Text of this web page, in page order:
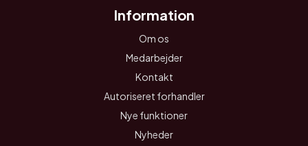
Information
Om os
Medarbejder
Kontakt
Autoriseret forhandler
Nye funktioner
Nyheder